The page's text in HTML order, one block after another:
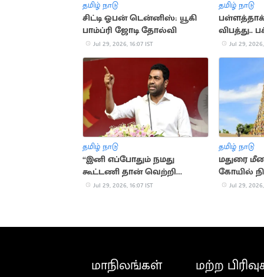
தமிழ் நாடு
சிட்டி ஓபன் டென்னிஸ்: யூகி
பாம்ப்ரி ஜோடி தோல்வி
Jul 29, 2026, 16:07 IST
தமிழ் நாடு
விபத்து..
உள்பட 5
Jul 29,
தமிழ் நாடு
“இனி எப்போதும் நமது
கூட்டணி தான் வெற்றி
பெறும்”.. அமைச்சர் ஆதவ்
Jul 29, 2026, 16:07 IST
தமிழ் நாடு
மதுரை
கோயில்
மீது வழக்கு
Jul 29,
மாநிலங்கள் மற்ற